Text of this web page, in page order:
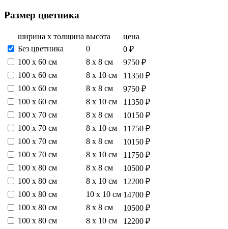
Размер цветника
ширина х толщина высота
цена
Без цветника
0
0 ₽
100 х 60 см
8 х 8 см
9750 ₽
100 х 60 см
8 х 10 см
11350 ₽
100 х 60 см
8 х 8 см
9750 ₽
100 х 60 см
8 х 10 см
11350 ₽
100 х 70 см
8 х 8 см
10150 ₽
100 х 70 см
8 х 10 см
11750 ₽
100 х 70 см
8 х 8 см
10150 ₽
100 х 70 см
8 х 10 см
11750 ₽
100 х 80 см
8 х 8 см
10500 ₽
100 х 80 см
8 х 10 см
12200 ₽
100 х 80 см
10 х 10 см 14700 ₽
100 х 80 см
8 х 8 см
10500 ₽
100 х 80 см
8 х 10 см
12200 ₽